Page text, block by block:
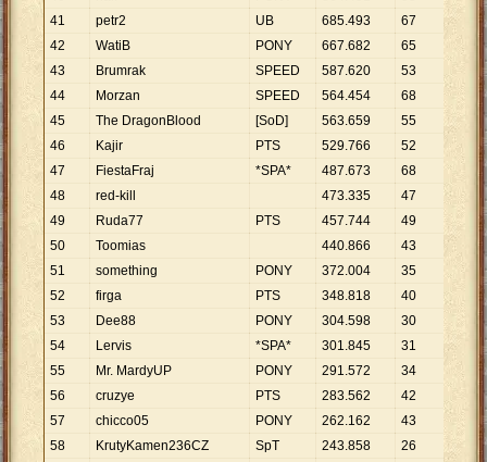
41
petr2 UB 685.493 67
42
WatiB PONY 667.682 65
43
Brumrak SPEED 587.620 53
44
Morzan SPEED 564.454 68
45
The DragonBlood [SoD] 563.659 55
46
Kajir PTS 529.766 52
47
FiestaFraj *SPA* 487.673 68
48
red-kill 473.335 47 10
49
Ruda77 PTS 457.744 49
50
Toomias 440.866 43
51
something PONY 372.004 35 10
52
firga PTS 348.818 40
53
Dee88 PONY 304.598 30 10
54
Lervis *SPA* 301.845 31
55
Mr. MardyUP PONY 291.572 34
56
cruzye PTS 283.562 42
57
chicco05 PONY 262.162 43 6
58
KrutyKamen236CZ SpT 243.858 26